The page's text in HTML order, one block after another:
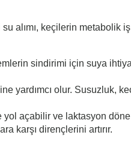
alımı, keçilerin metabolik
sindirimi için suya
yardımcı olur. Susuzluk,
açabilir ve laktasyon
karşı dirençlerini artırır.